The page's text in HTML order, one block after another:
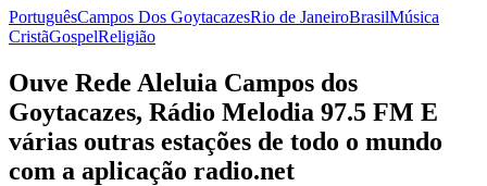
PortuguêsCampos Dos GoytacazesRio de JaneiroBrasilMúsica
CristãGospelReligião
Ouve Rede Aleluia Campos dos
Goytacazes, Rádio Melodia 97.5 FM E
várias outras estações de todo o mundo
com a aplicação radio.net